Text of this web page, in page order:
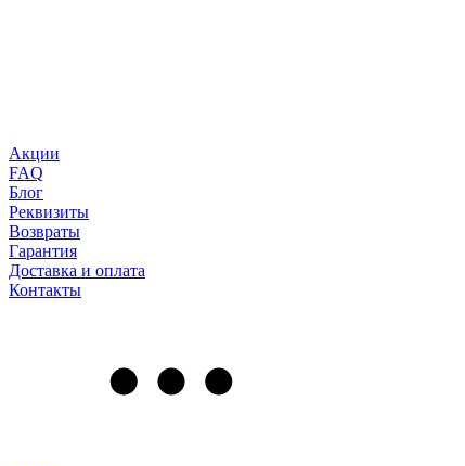
Акции
FAQ
Блог
Реквизиты
Возвраты
Гарантия
Доставка и оплата
Контакты